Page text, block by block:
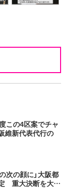
度この4区案でチャ
維新代表代行の
次の顔に」大阪都
重大決断を大…